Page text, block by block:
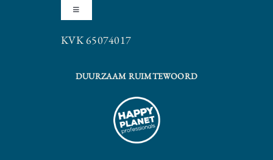
Toggle
Navigation
Algemene VoorwaardenKVK 65074017
DUURZAAM RUIMTEWOORD